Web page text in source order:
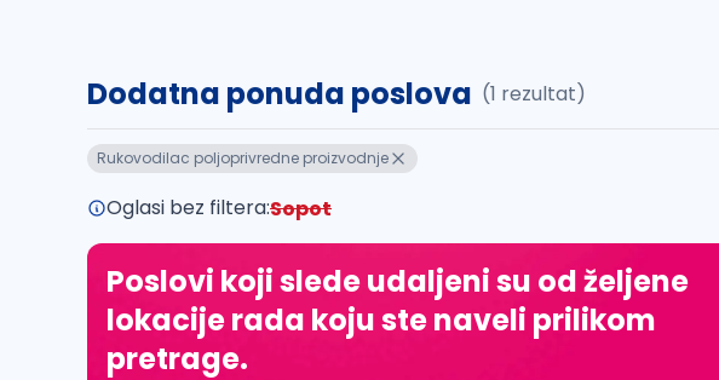
Dodatna ponuda poslova (1 rezultat)
Rukovodilac poljoprivredne proizvodnje
Oglasi bez filtera:Sopot
Poslovi koji slede udaljeni su od željene
lokacije rada koju ste naveli prilikom
pretrage.